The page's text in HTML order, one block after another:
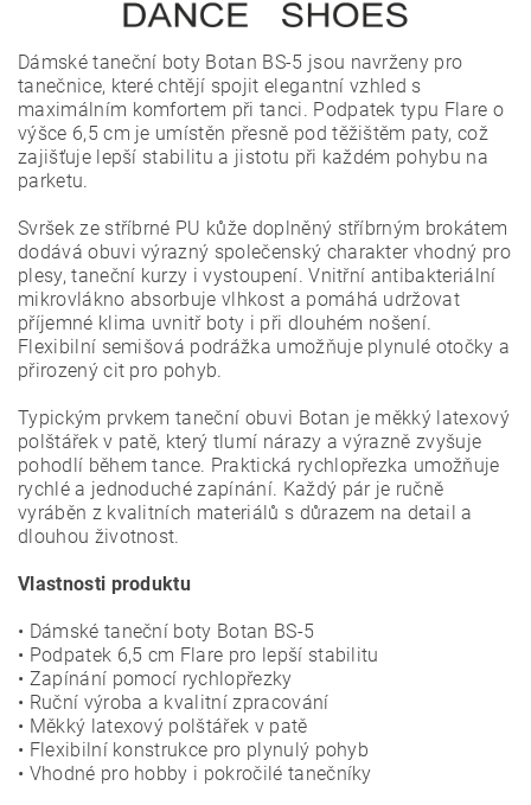
Dámské taneční boty Botan BS-5 jsou navrženy pro
tanečnice, které chtějí spojit elegantní vzhled s
maximálním komfortem při tanci. Podpatek typu Flare o
výšce 6,5 cm je umístěn přesně pod těžištěm paty, což
zajišťuje lepší stabilitu a jistotu při každém pohybu na
parketu.
Svršek ze stříbrné PU kůže doplněný stříbrným brokátem
dodává obuvi výrazný společenský charakter vhodný pro
plesy, taneční kurzy i vystoupení. Vnitřní antibakteriální
mikrovlákno absorbuje vlhkost a pomáhá udržovat
příjemné klima uvnitř boty i při dlouhém nošení.
Flexibilní semišová podrážka umožňuje plynulé otočky a
přirozený cit pro pohyb.
Typickým prvkem taneční obuvi Botan je měkký latexový
polštářek v patě, který tlumí nárazy a výrazně zvyšuje
pohodlí během tance. Praktická rychlopřezka umožňuje
rychlé a jednoduché zapínání. Každý pár je ručně
vyráběn z kvalitních materiálů s důrazem na detail a
dlouhou životnost.
Vlastnosti produktu
• Dámské taneční boty Botan BS-5
• Podpatek 6,5 cm Flare pro lepší stabilitu
• Zapínání pomocí rychlopřezky
• Ruční výroba a kvalitní zpracování
• Měkký latexový polštářek v patě
• Flexibilní konstrukce pro plynulý pohyb
• Vhodné pro hobby i pokročilé tanečníky